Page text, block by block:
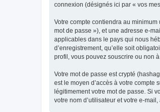
connexion (désignés ici par « vos
Votre compte contiendra au
mot de passe »), et une adresse e-
applicables dans le pays qui nous
d’enregistrement, qu’elle soit
profil, vous pouvez souscrire ou non
Votre mot de passe est crypté
est le moyen d’accès à votre
légitimement votre mot de passe. Si
votre nom d’utilisateur et votre e-